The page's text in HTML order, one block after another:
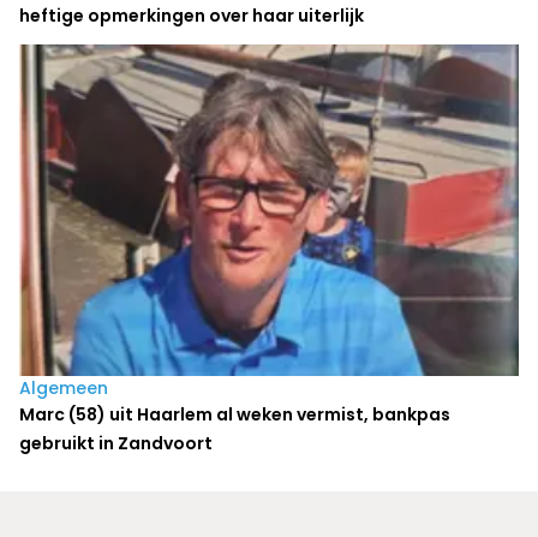
heftige opmerkingen over haar uiterlijk
Algemeen
Marc (58) uit Haarlem al weken vermist, bankpas
gebruikt in Zandvoort